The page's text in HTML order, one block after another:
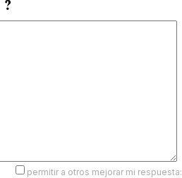
permitir a otros mejorar mi respuesta: